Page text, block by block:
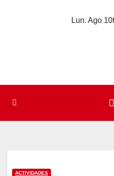
Lun. Ago
ACTIVIDADES